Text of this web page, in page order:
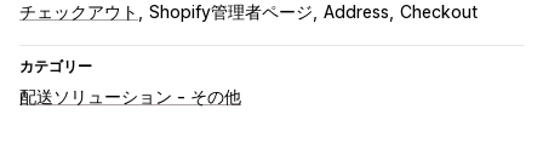
チェックアウト Shopify管理者ページ Address Checkout
カテゴリー
配送ソリューション - その他